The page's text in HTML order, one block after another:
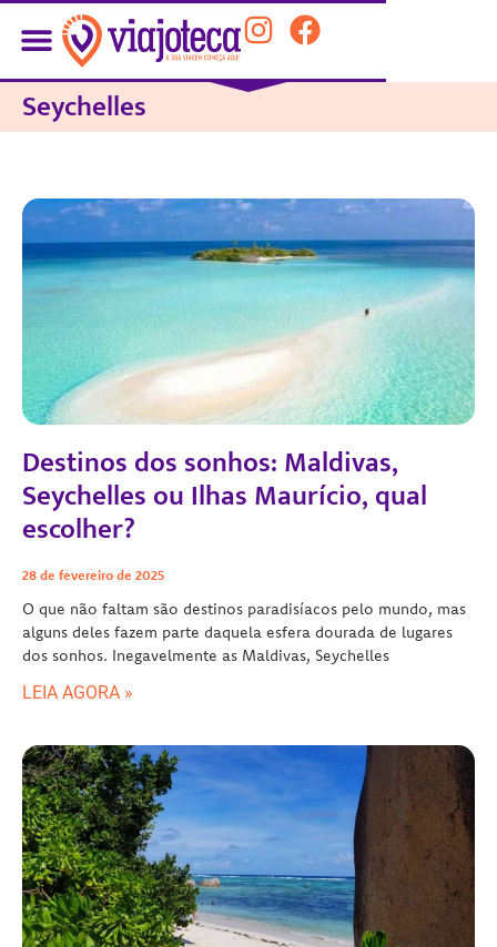
Seychelles
Destinos dos sonhos: Maldivas,
Seychelles ou Ilhas Maurício, qual
escolher?
28 de fevereiro de 2025
O que não faltam são destinos paradisíacos pelo mundo, mas
alguns deles fazem parte daquela esfera dourada de lugares
dos sonhos. Inegavelmente as Maldivas, Seychelles
LEIA AGORA »